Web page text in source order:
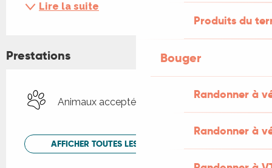
Produits du
Bouger
Randonner à
Randonner à
Lire la suite
Prestations
Animaux acceptés
AFFICHER TOUTES LES PRESTATIONS